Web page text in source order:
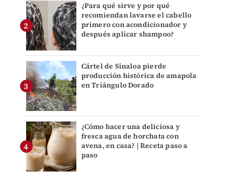
¿Para qué sirve y por qué
recomiendan lavarse el cabello
primero con acondicionador y
después aplicar shampoo?
Cártel de Sinaloa pierde
producción histórica de amapola
en Triángulo Dorado
¿Cómo hacer una deliciosa y
fresca agua de horchata con
avena, en casa? | Receta paso a
paso